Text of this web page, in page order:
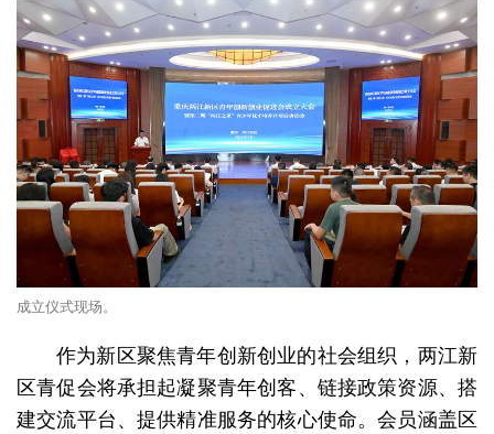
成立仪式现场。
作为新区聚焦青年创新创业的社会组织，两江新
区青促会将承担起凝聚青年创客、链接政策资源、搭
建交流平台、提供精准服务的核心使命。会员涵盖区